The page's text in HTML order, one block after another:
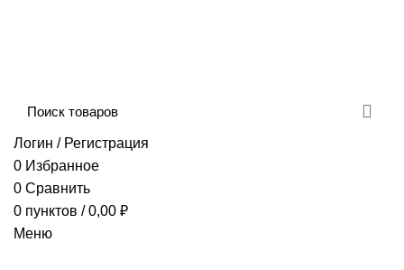
Логин / Регистрация
0 Избранное
0 Сравнить
0 пунктов / 0,00 ₽
Меню